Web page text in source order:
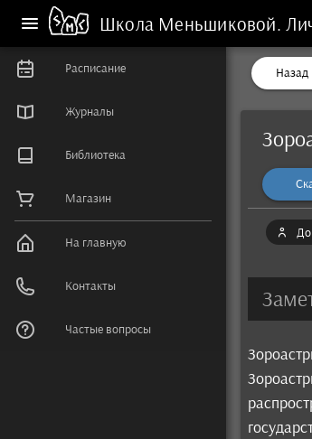
Школа Меньшиковой.
Расписание
Журналы
Библиотека
Магазин
На главную
Контакты
Частые вопросы
Назад